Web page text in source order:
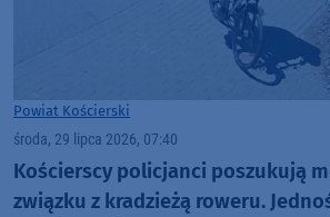
Powiat Kościerski
środa, 29 lipca 2026, 07:40
Kościerscy policjanci poszukują
związku z kradzieżą roweru.